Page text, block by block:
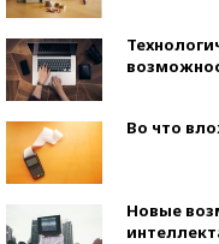
Во что
Новые